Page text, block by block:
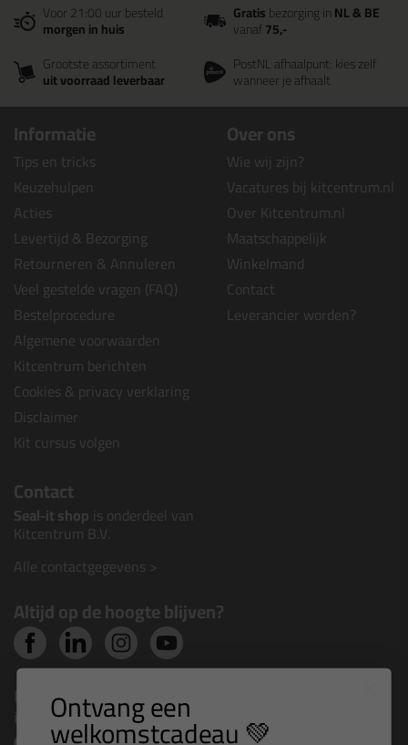
Voor 21:00 uur besteld
morgen in huis
Gratisbezorging inNL & BE
vanaf75,-
Grootste assortiment
uit voorraad leverbaar
PostNL afhaalpunt: kies zelf
wanneer je afhaalt
Informatie
Tips en tricks
Keuzehulpen
Acties
Levertijd & Bezorging
Retourneren & Annuleren
Veel gestelde vragen (FAQ)
Bestelprocedure
Algemene voorwaarden
Kitcentrum berichten
Cookies & privacy verklaring
Disclaimer
Kit cursus volgen
Over ons
Wie wij zijn?
Vacatures bij kitcentrum.nl
Over Kitcentrum.nl
Maatschappelijk
Winkelmand
Contact
Leverancier worden?
Contact
Seal-it shop is onderdeel van
Kitcentrum B.V.
Alle contactgegevens >
Altijd op de hoogte blijven?
Nieuws, tips en exclusieve deals rechtstreeks in je
inbox Ontvang een
welkomstcadeau 💚